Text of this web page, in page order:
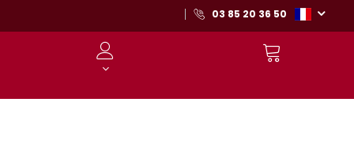
03 85 20 36 50